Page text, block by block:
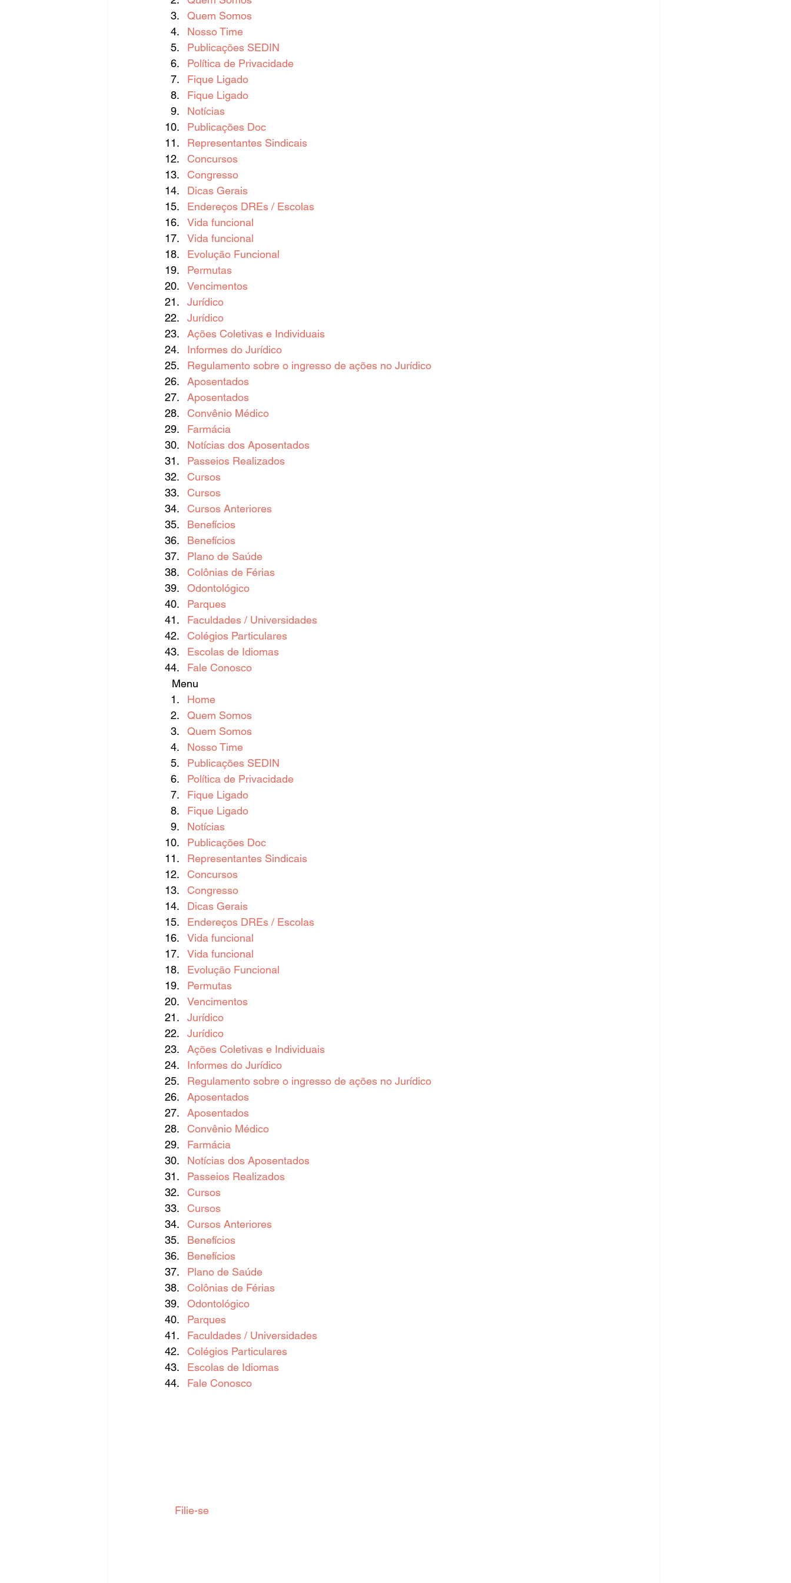
Quem Somos
Nosso Time
Publicações SEDIN
Política de Privacidade
Fique Ligado
Fique Ligado
Notícias
Publicações Doc
Representantes Sindicais
Concursos
Congresso
Dicas Gerais
Endereços DREs / Escolas
Vida funcional
Vida funcional
Evolução Funcional
Permutas
Vencimentos
Jurídico
Jurídico
Ações Coletivas e Individuais
Informes do Jurídico
Regulamento sobre o ingresso de ações no Jurídico
Aposentados
Aposentados
Convênio Médico
Farmácia
Notícias dos Aposentados
Passeios Realizados
Cursos
Cursos
Cursos Anteriores
Benefícios
Benefícios
Plano de Saúde
Colônias de Férias
Odontológico
Parques
Faculdades / Universidades
Colégios Particulares
Escolas de Idiomas
Fale Conosco
  Menu
Home
Quem Somos
Quem Somos
Nosso Time
Publicações SEDIN
Política de Privacidade
Fique Ligado
Fique Ligado
Notícias
Publicações Doc
Representantes Sindicais
Concursos
Congresso
Dicas Gerais
Endereços DREs / Escolas
Vida funcional
Vida funcional
Evolução Funcional
Permutas
Vencimentos
Jurídico
Jurídico
Ações Coletivas e Individuais
Informes do Jurídico
Regulamento sobre o ingresso de ações no Jurídico
Aposentados
Aposentados
Convênio Médico
Farmácia
Notícias dos Aposentados
Passeios Realizados
Cursos
Cursos
Cursos Anteriores
Benefícios
Benefícios
Plano de Saúde
Colônias de Férias
Odontológico
Parques
Faculdades / Universidades
Colégios Particulares
Escolas de Idiomas
Fale Conosco
  Filie-se